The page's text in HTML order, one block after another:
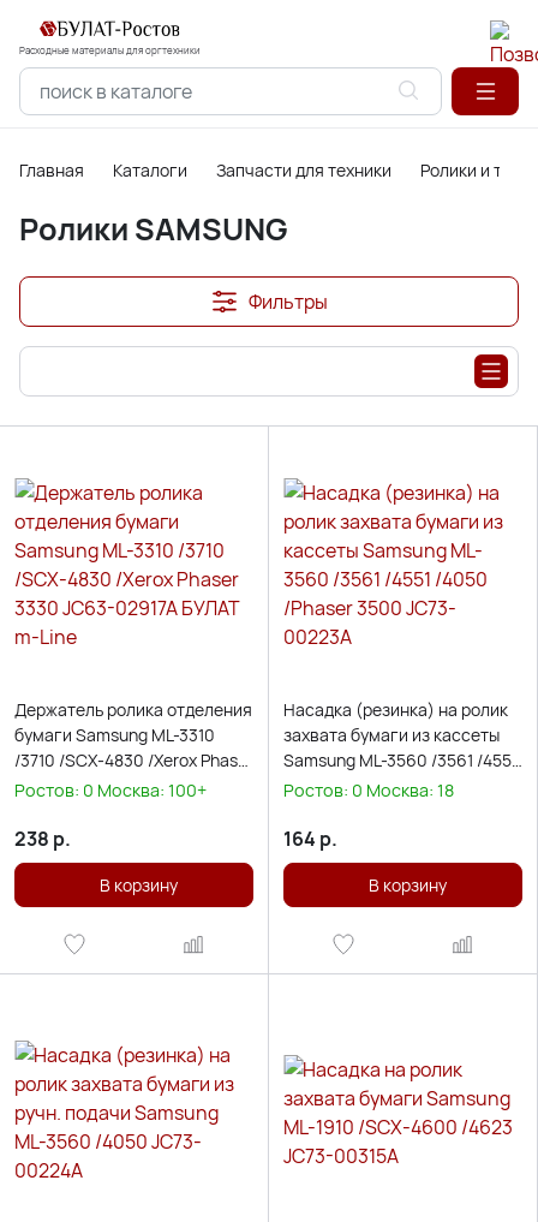
Расходные материалы для оргтехники
Главная Каталоги Запчасти для техники Ролики и
Ролики SAMSUNG
Фильтры
Держатель ролика отделения
бумаги Samsung ML-3310
/3710 /SCX-4830 /Xerox Phaser
3330 JC63-02917A БУЛАТ m-
Ростов: 0 Москва: 100+
238 р.
В корзину
Насадка (резинка) на ролик
захвата бумаги из кассеты
Samsung ML-3560 /3561 /4551
/4050 /Phaser 3500 JC73-
Ростов: 0 Москва: 18
164 р.
В корзину